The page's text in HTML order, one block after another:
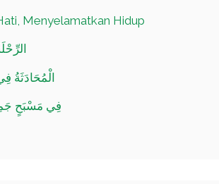
Menyelamatkan Hidup
الْمُحَادَثَةُ
فِي مَسْبَحٍ